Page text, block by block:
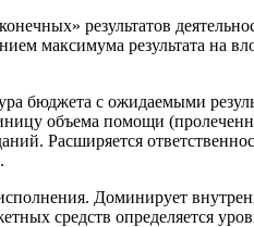
результатов
максимума результата на
бюджета с ожидаемыми
объема помощи
Расширяется
Доминирует
средств определяется